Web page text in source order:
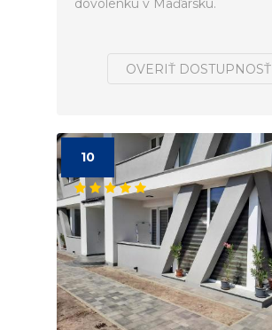
dovolenku v Maďarsku.
OVERIŤ DOSTUPNOSŤ
10